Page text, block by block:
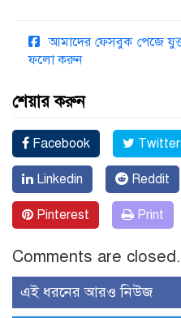
আমাদের ফেসবুক পেজে
ফলো করুন
শেয়ার করুন
Facebook Twitter
Linkedin Reddit
Pinterest Print
Comments are closed.
এই ধরনের আরও নিউজ